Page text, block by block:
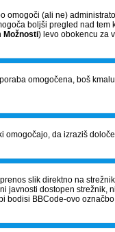
omogoči (ali ne)
boljši pregled nad
Možnosti) levo obokencu za
omogočena, boš
da izraziš
slik direktno na
javnosti dostopen
bodisi BBCode-ovo